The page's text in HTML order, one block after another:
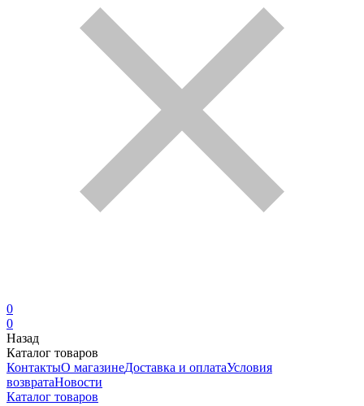
0
0
Назад
Каталог товаров
КонтактыО магазинеДоставка и оплатаУсловия
возвратаНовости
Каталог товаров